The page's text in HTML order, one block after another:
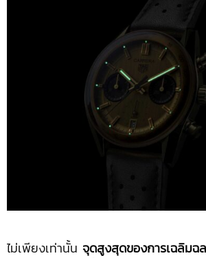
ไม่เพียงเท่านั้น จุดสูงสุดของการเฉลิมฉ